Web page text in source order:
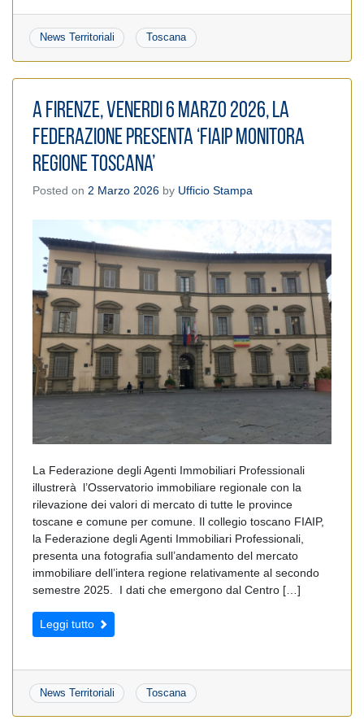
News Territoriali Toscana
A Firenze, Venerdi 6 Marzo 2026, la
Federazione presenta ‘Fiaip Monitora
Regione Toscana’
Posted on 2 Marzo 2026 by Ufficio Stampa
La Federazione degli Agenti Immobiliari Professionali
illustrerà l’Osservatorio immobiliare regionale con la
rilevazione dei valori di mercato di tutte le province
toscane e comune per comune. Il collegio toscano FIAIP,
la Federazione degli Agenti Immobiliari Professionali,
presenta una fotografia sull’andamento del mercato
immobiliare dell’intera regione relativamente al secondo
semestre 2025. I dati che emergono dal Centro […]
Leggi tutto
News Territoriali Toscana